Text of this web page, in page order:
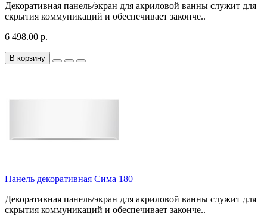
Декоративная панель/экран для акриловой ванны служит для
скрытия коммуникаций и обеспечивает законче..
6 498.00 р.
В корзину
Панель декоративная Сима 180
Декоративная панель/экран для акриловой ванны служит для
скрытия коммуникаций и обеспечивает законче..